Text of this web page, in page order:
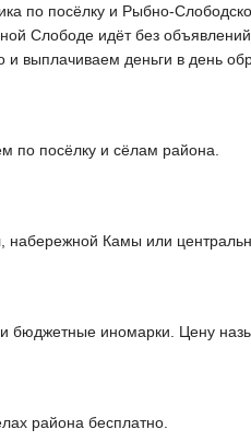
по посёлку и Рыбно-
Слободе идёт без
выплачиваем деньги в день
по посёлку и сёлам района.
набережной Камы или
иномарки. Цену
района бесплатно.